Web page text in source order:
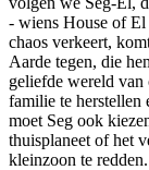
- wiens House of
chaos verkeert,
Aarde tegen, die
geliefde wereld van
familie te herstellen
moet Seg ook
thuisplaneet of het
kleinzoon te redden.